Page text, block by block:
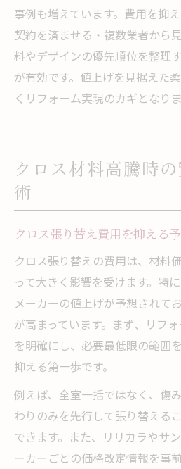
事例も増えています。費用を抑
契約を済ませる・複数業者から
料やデザインの優先順位を整理
が有効です。値上げを見据えた
くリフォーム実現のカギとなりま
クロス材料高騰時
術
クロス張り替え費用を抑える
クロス張り替えの費用は、材料
って大きく影響を受けます。特
メーカーの値上げが予想されて
が高まっています。まず、リフ
を明確にし、必要最低限の範囲
抑える第一歩です。
例えば、全室一括ではなく、傷
わりのみを先行して張り替える
できます。また、リリカラやサ
ーカーごとの価格改定情報を事